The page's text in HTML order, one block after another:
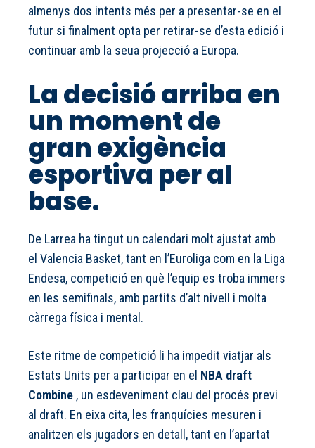
almenys dos intents més per a presentar-se en el
futur si finalment opta per retirar-se d’esta edició i
continuar amb la seua projecció a Europa.
La decisió arriba en
un moment de
gran exigència
esportiva per al
base.
De Larrea ha tingut un calendari molt ajustat amb
el Valencia Basket, tant en l’Euroliga com en la Liga
Endesa, competició en què l’equip es troba immers
en les semifinals, amb partits d’alt nivell i molta
càrrega física i mental.
Este ritme de competició li ha impedit viatjar als
Estats Units per a participar en el NBA draft
Combine , un esdeveniment clau del procés previ
al draft. En eixa cita, les franquícies mesuren i
analitzen els jugadors en detall, tant en l’apartat